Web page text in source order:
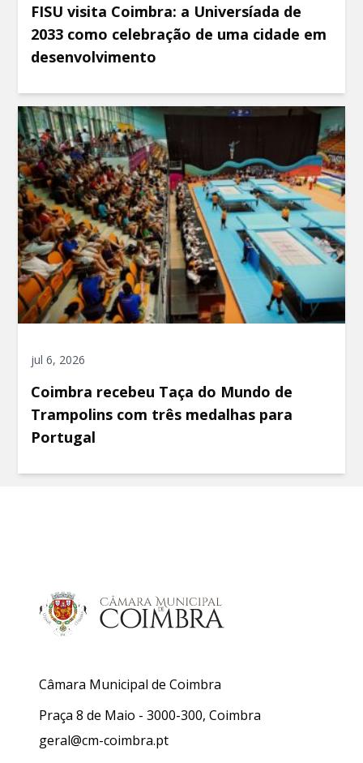
FISU visita Coimbra: a Universíada de
2033 como celebração de uma cidade em
desenvolvimento
jul 6, 2026
Coimbra recebeu Taça do Mundo de
Trampolins com três medalhas para
Portugal
Câmara Municipal de Coimbra
Praça 8 de Maio - 3000-300, Coimbra
geral@cm-coimbra.pt